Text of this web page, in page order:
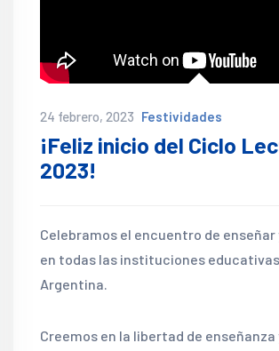
24 febrero, 2023 Festividades
¡Feliz inicio del Ciclo
2023!
Celebramos el encuentro de enseñar
en todas las instituciones
Argentina.
Creemos en la libertad de enseñanza